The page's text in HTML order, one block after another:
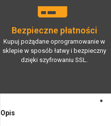
Bezpieczne płatności
Kupuj pożądane oprogramowanie w
sklepie w sposób łatwy i bezpieczny
dzięki szyfrowaniu SSL.
Opis